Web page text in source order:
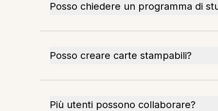
Posso chiedere un programma di
Posso creare carte stampabili?
Più utenti possono collaborare?